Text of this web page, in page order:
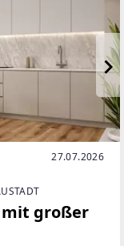
27.07.2026
mit großer